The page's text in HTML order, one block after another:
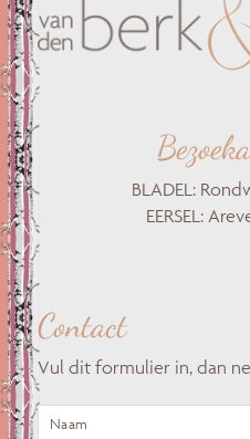
BLADEL:
EERSEL:
Contact
Vul dit formulier in, dan